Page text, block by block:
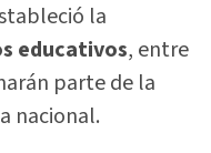
la
educativos, entre
parte de la
nacional.